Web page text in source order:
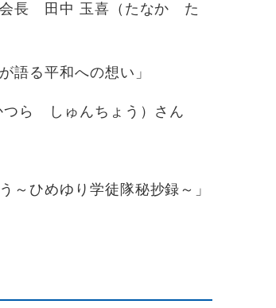
田中 玉喜（たなか た
和への想い」
ゅんちょう）さん
り学徒隊秘抄録～」